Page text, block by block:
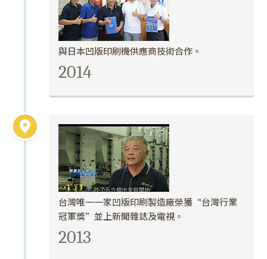
與日本凹版印刷機供應商技術合作。
2014
台灣唯一一家凹版印刷製造廠榮獲“台灣行業
冠軍獎”並上新聞雜誌及電視。
2013